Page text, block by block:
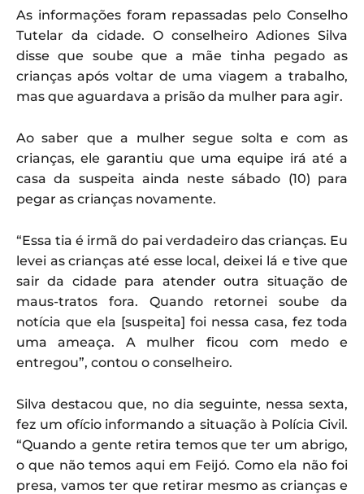
As informações foram repassadas pelo Conselho
Tutelar da cidade. O conselheiro Adiones Silva
disse que soube que a mãe tinha pegado as
crianças após voltar de uma viagem a trabalho,
mas que aguardava a prisão da mulher para agir.
Ao saber que a mulher segue solta e com as
crianças, ele garantiu que uma equipe irá até a
casa da suspeita ainda neste sábado (10) para
pegar as crianças novamente.
“Essa tia é irmã do pai verdadeiro das crianças. Eu
levei as crianças até esse local, deixei lá e tive que
sair da cidade para atender outra situação de
maus-tratos fora. Quando retornei soube da
notícia que ela [suspeita] foi nessa casa, fez toda
uma ameaça. A mulher ficou com medo e
entregou”, contou o conselheiro.
Silva destacou que, no dia seguinte, nessa sexta,
fez um ofício informando a situação à Polícia Civil.
“Quando a gente retira temos que ter um abrigo,
o que não temos aqui em Feijó. Como ela não foi
presa, vamos ter que retirar mesmo as crianças e